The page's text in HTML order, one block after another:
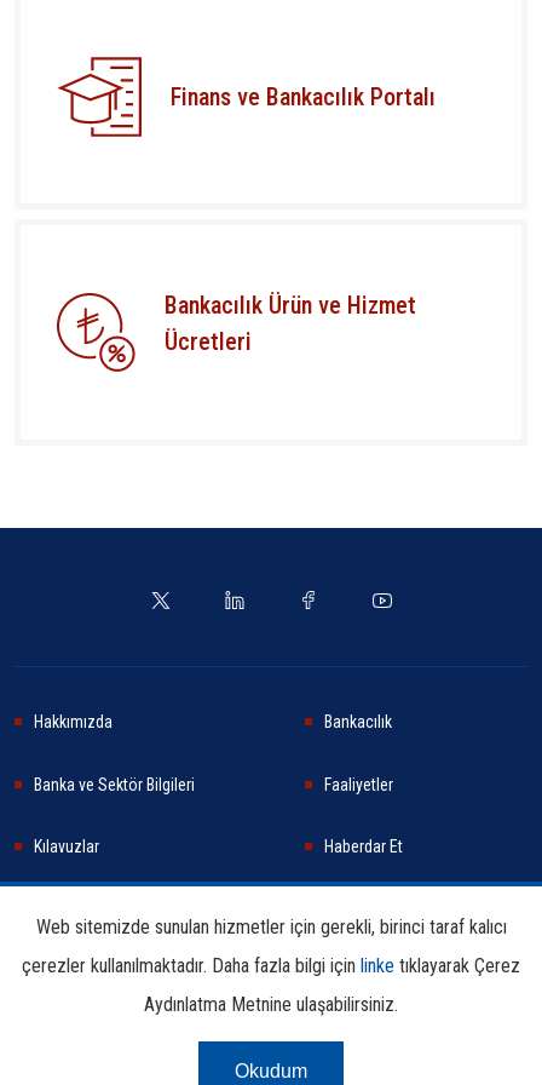
Finans ve Bankacılık Portalı
Bankacılık Ürün ve Hizmet
Ücretleri
Hakkımızda Bankacılık
Banka ve Sektör Bilgileri Faaliyetler
Kılavuzlar Haberdar Et
Araştırma ve Yayınlar İletişim Bilgileri
Kullanım
Web sitemizde sunulan hizmetler için gerekli, birinci taraf kalıcı
çerezler kullanılmaktadır. Daha fazla bilgi için linke tıklayarak Çerez
Aydınlatma Metnine ulaşabilirsiniz.
Okudum